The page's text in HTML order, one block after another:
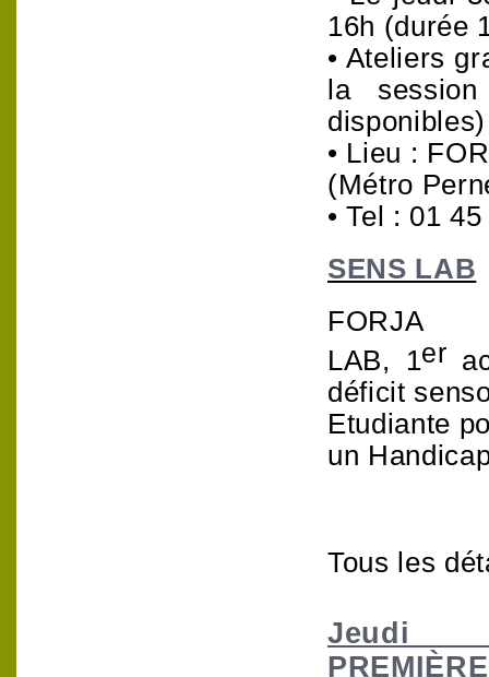
16h (durée
• Ateliers
la
disponibles)
• Lieu :
(Métro
• Tel : 01
SENS LAB
LAB, 1er
déficit
Etudiante
un
Tous les
Jeudi